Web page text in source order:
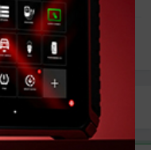
AVANTI